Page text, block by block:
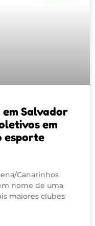
Salvador
em
esporte
Canarinhos
nome de uma
maiores clubes